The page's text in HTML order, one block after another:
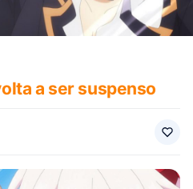
a ser suspenso